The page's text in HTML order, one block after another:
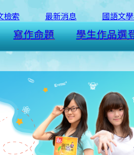
檢索 最新消息 國語文
寫作命題 學生作品選